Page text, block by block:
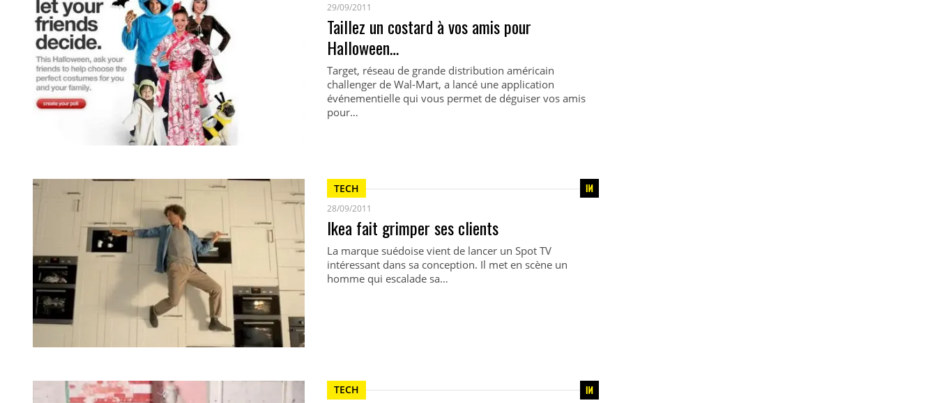
29/09/2011
Taillez un costard à vos amis pour
Halloween…
Target, réseau de grande distribution américain
challenger de Wal-Mart, a lancé une application
événementielle qui vous permet de déguiser vos amis
pour…
TECH
28/09/2011
Ikea fait grimper ses clients
La marque suédoise vient de lancer un Spot TV
intéressant dans sa conception. Il met en scène un
homme qui escalade sa…
TECH